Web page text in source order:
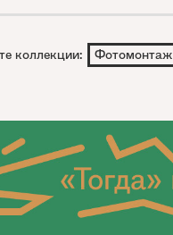
коллекции: Фотомонтаж